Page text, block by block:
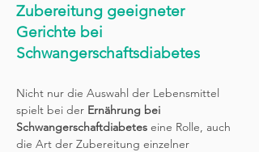
Zubereitung geeigneter
Gerichte bei
Schwangerschaftsdiabetes
Nicht nur die Auswahl der Lebensmittel
spielt bei der Ernährung bei
Schwangerschaftdiabetes eine Rolle, auch
die Art der Zubereitung einzelner